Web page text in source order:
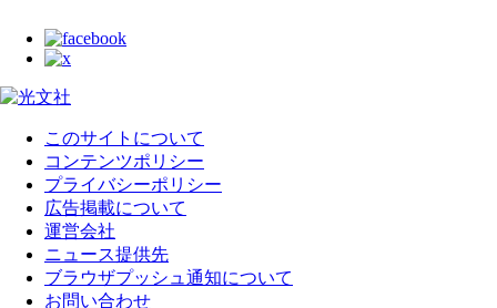
このサイトについて
コンテンツポリシー
プライバシーポリシー
広告掲載について
運営会社
ニュース提供先
ブラウザプッシュ通知について
お問い合わせ